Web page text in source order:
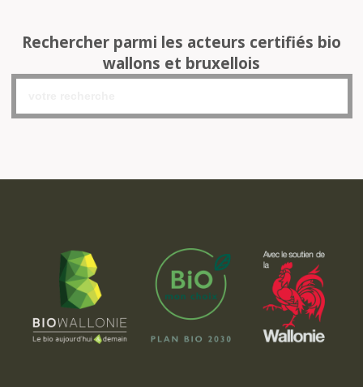
Rechercher parmi les acteurs certifiés bio
wallons et bruxellois